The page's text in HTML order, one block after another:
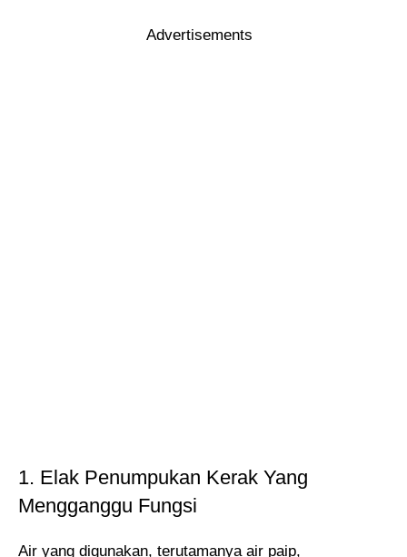
Advertisements
1. Elak Penumpukan Kerak Yang
Mengganggu Fungsi
Air yang digunakan, terutamanya air paip,